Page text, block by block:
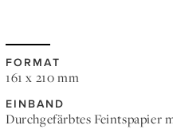
FORMAT
161 x 210 mm
EINBAND
Durchgefärbtes Feintspapier